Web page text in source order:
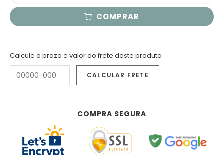
COMPRAR
Calcule o prazo e valor do frete deste produto
COMPRA SEGURA